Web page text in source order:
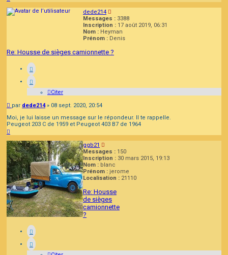
dede214
Messages : 3388
Inscription : 17 août 2019, 06:31
Nom : Heyman
Prénom : Denis
Re: Housse de sièges camionnette ?
Citer
Message
par dede214» 08 sept. 2020, 20:54
Moi, je lui laisse un message sur le répondeur. Il te rappelle.
Peugeot 203 C de 1959 et Peugeot 403 B7 de 1964
ggb21
Messages : 150
Inscription : 30 mars 2015, 19:13
Nom : blanc
Prénom : jerome
Localisation : 21110
Re: Housse
de sièges
camionnette
?